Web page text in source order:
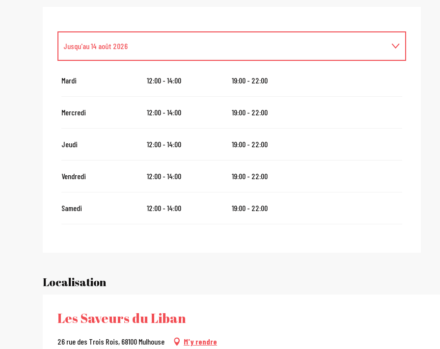
Jusqu'au14 août 2026
Mardi 12:00 - 14:00 19:00 - 22:00
Mercredi 12:00 - 14:00 19:00 - 22:00
Jeudi 12:00 - 14:00 19:00 - 22:00
Vendredi 12:00 - 14:00 19:00 - 22:00
Samedi 12:00 - 14:00 19:00 - 22:00
Localisation
Les Saveurs du Liban
26 rue des Trois Rois, 68100 Mulhouse M'y rendre